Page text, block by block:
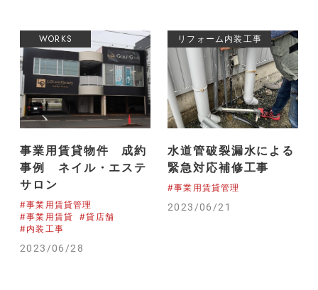
WORKS
事業用賃貸物件 成約
事例 ネイル・エステ
サロン
#事業用賃貸管理
#事業用賃貸
#貸店舗
#内装工事
2023/06/28
リフォーム内装工事
水道管破裂漏水による
緊急対応補修工事
#事業用賃貸管理
2023/06/21